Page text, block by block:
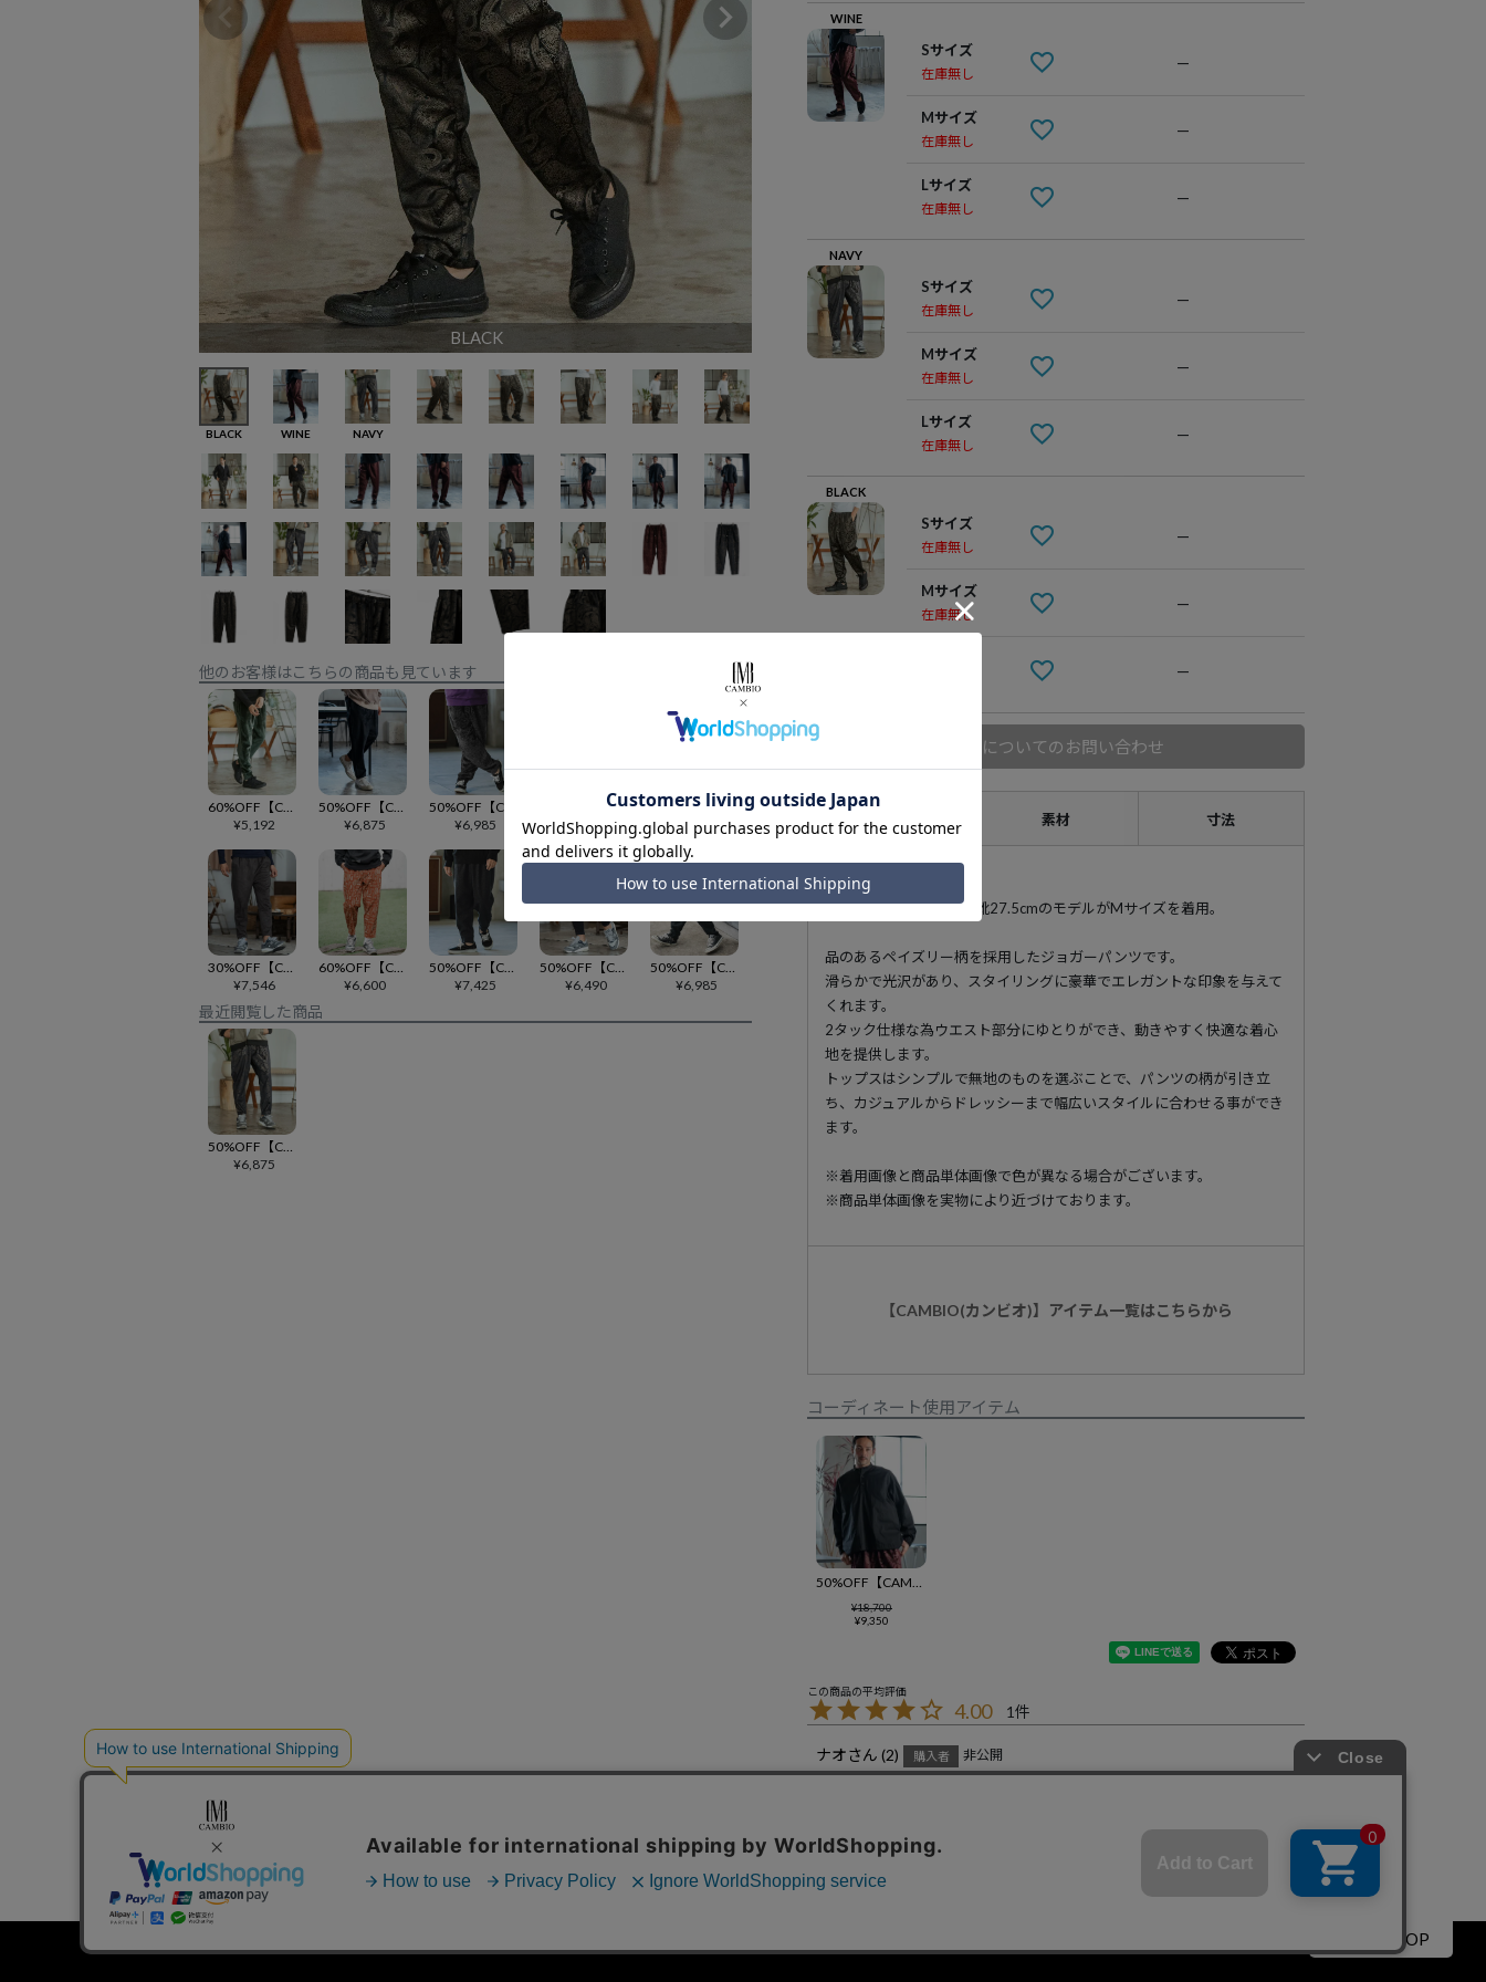
BLACK
BLACK WINE NAVY
他のお客様はこちらの商品も見ています
¥5,192
¥6,875
¥6,985
50%OFF【CAMBIO(カンビオ)】Long Rib Jogger Pants ジョガーパンツ(CAM24AW-015)
¥6,985
50%OFF【CAMBIO(カンビオ)】Knit sew Balloon Easy Pants イージーパンツ(CAM24AW-017)
¥6,490
¥7,546
¥6,600
¥7,425
¥6,490
¥6,985
最近閲覧した商品
¥6,875
WINE
Sサイズ
在庫無し
—
Mサイズ
在庫無し
—
Lサイズ
在庫無し
—
NAVY
Sサイズ
在庫無し
—
Mサイズ
在庫無し
—
Lサイズ
在庫無し
—
BLACK
Sサイズ
在庫無し
—
Mサイズ
在庫無し
—
—
商品についてのお問い合わせ
アイテム説明 素材 寸法
180cm C89-W72-H94 靴27.5cmのモデルがMサイズを着用。
品のあるペイズリー柄を採用したジョガーパンツです。
滑らかで光沢があり、スタイリングに豪華でエレガントな印象を与えて
くれます。
2タック仕様な為ウエスト部分にゆとりができ、動きやすく快適な着心
地を提供します。
トップスはシンプルで無地のものを選ぶことで、パンツの柄が引き立
ち、カジュアルからドレッシーまで幅広いスタイルに合わせる事ができ
ます。
※着用画像と商品単体画像で色が異なる場合がございます。
※商品単体画像を実物により近づけております。
【CAMBIO(カンビオ)】アイテム一覧はこちらから
コーディネート使用アイテム
50%OFF【CAMBIO(カンビオ)】染色加工ギャバプルオーバーブルゾン(CAM-7293)
¥18,700
¥9,350
4.00 1
ナオ 2 購入者
非公開
すべてのレビューを見る
▲PAGE TOP